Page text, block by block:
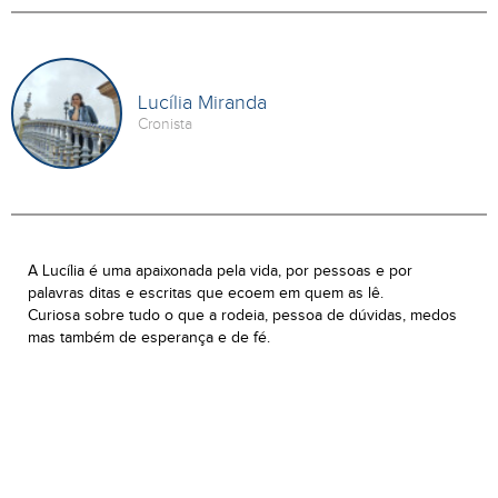
Lucília Miranda
Cronista
A Lucília é uma apaixonada pela vida, por pessoas e por
palavras ditas e escritas que ecoem em quem as lê.
Curiosa sobre tudo o que a rodeia, pessoa de dúvidas, medos
mas também de esperança e de fé.